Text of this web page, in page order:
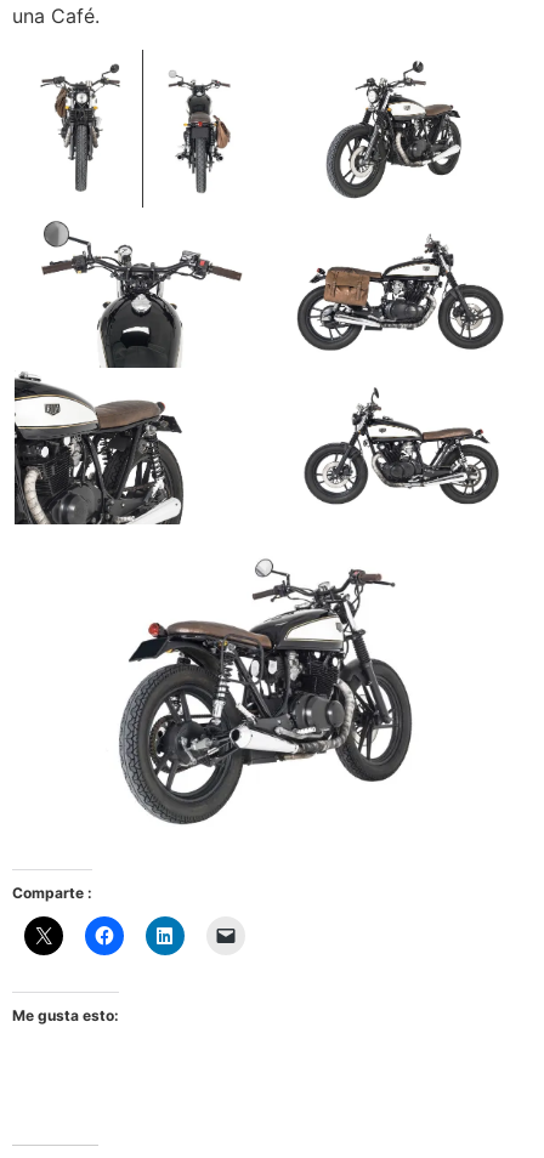
una Café.
Comparte :
Me gusta esto: